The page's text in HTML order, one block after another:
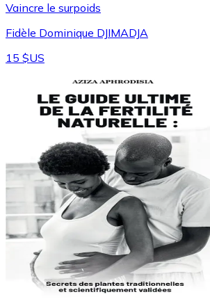
Vaincre le surpoids
Fidèle Dominique DJIMADJA
15 $US